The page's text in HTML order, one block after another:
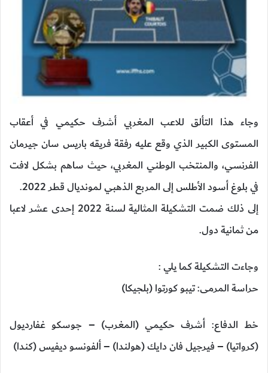
وجاء هذا التألق للاعب المغربي أشرف حكيمي في أعقاب
المستوى الكبير الذي وقع عليه رفقة فريقه باريس سان جيرمان
الفرنسي، والمنتخب الوطني المغربي، حيث ساهم بشكل لافت
في بلوغ أسود الأطلس إلى المربع الذهبي لمونديال قطر 2022.
إلى ذلك ضمت التشكيلة المثالية لسنة 2022 إحدى عشر لاعبا
من ثمانية دول.
وجاءت التشكيلة كما يلي :
حراسة المرمى: تيبو كورتوا (بلجيكا)
خط الدفاع: أشرف حكيمي (المغرب) – جوسكو غفارديول
(كرواتيا) – فيرجيل فان دايك (هولندا) – ألفونسو ديفيس (كندا)